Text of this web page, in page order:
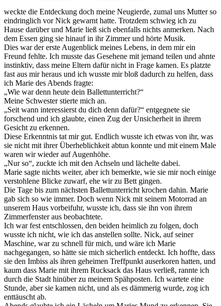
Seiten
weckte die Entdeckung doch meine Neugierde, zumal uns Mutter so
eindringlich vor Nick gewarnt hatte. Trotzdem schwieg ich zu
Hause darüber und Marie ließ sich ebenfalls nichts anmerken. Nach
dem Essen ging sie hinauf in ihr Zimmer und hörte Musik.
Dies war der erste Augenblick meines Lebens, in dem mir ein
Freund fehlte. Ich musste das Gesehene mit jemand teilen und ahnte
instinktiv, dass meine Eltern dafür nicht in Frage kamen. Es platzte
fast aus mir heraus und ich wusste mir bloß dadurch zu helfen, dass
ich Marie des Abends fragte:
„Wie war denn heute dein Ballettunterricht?“
Meine Schwester stierte mich an.
„Seit wann interessierst du dich denn dafür?“ entgegnete sie
forschend und ich glaubte, einen Zug der Unsicherheit in ihrem
Gesicht zu erkennen.
Diese Erkenntnis tat mir gut. Endlich wusste ich etwas von ihr, was
sie nicht mit ihrer Überheblichkeit abtun konnte und mit einem Male
waren wir wieder auf Augenhöhe.
„Nur so“, zuckte ich mit den Achseln und lächelte dabei.
Marie sagte nichts weiter, aber ich bemerkte, wie sie mir noch einige
verstohlene Blicke zuwarf, ehe wir zu Bett gingen.
Die Tage bis zum nächsten Ballettunterricht krochen dahin. Marie
gab sich so wie immer. Doch wenn Nick mit seinem Motorrad an
unserem Haus vorbeifuhr, wusste ich, dass sie ihn von ihrem
Zimmerfenster aus beobachtete.
Ich war fest entschlossen, den beiden heimlich zu folgen, doch
wusste ich nicht, wie ich das anstellen sollte. Nick, auf seiner
Maschine, war zu schnell für mich, und wäre ich Marie
nachgegangen, so hätte sie mich sicherlich entdeckt. Ich hoffte, dass
sie den Imbiss als ihren geheimen Treffpunkt auserkoren hatten, und
kaum dass Marie mit ihrem Rucksack das Haus verließ, rannte ich
durch die Stadt hinüber zu meinem Spähposten. Ich wartete eine
Stunde, aber sie kamen nicht, und als es dämmerig wurde, zog ich
enttäuscht ab.